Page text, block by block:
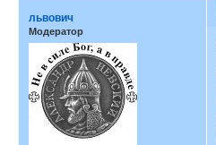
львович
Модератор